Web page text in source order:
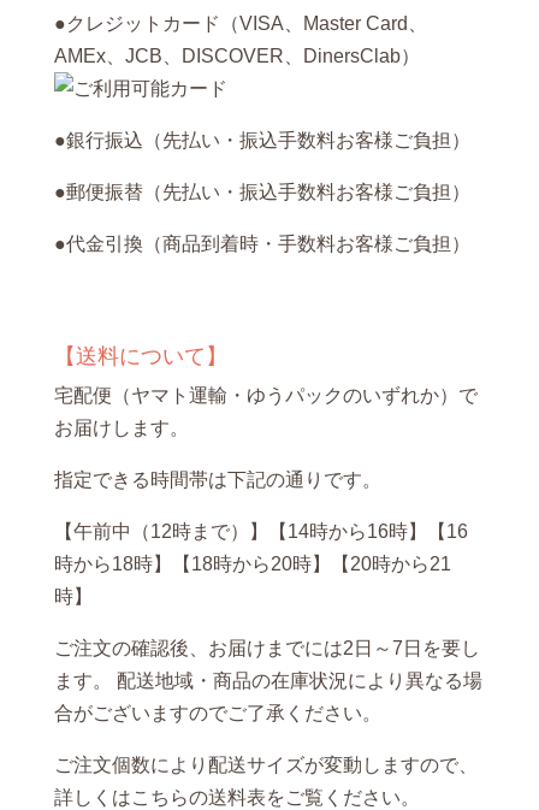
●クレジットカード（VISA、Master Card、
AMEx、JCB、DISCOVER、DinersClab）
●銀行振込（先払い・振込手数料お客様ご負担）
●郵便振替（先払い・振込手数料お客様ご負担）
●代金引換（商品到着時・手数料お客様ご負担）
【送料について】
宅配便（ヤマト運輸・ゆうパックのいずれか）で
お届けします。
指定できる時間帯は下記の通りです。
【午前中（12時まで）】【14時から16時】【16
時から18時】【18時から20時】【20時から21
時】
ご注文の確認後、お届けまでには2日～7日を要し
ます。 配送地域・商品の在庫状況により異なる場
合がございますのでご了承ください。
ご注文個数により配送サイズが変動しますので、
詳しくはこちらの送料表をご覧ください。